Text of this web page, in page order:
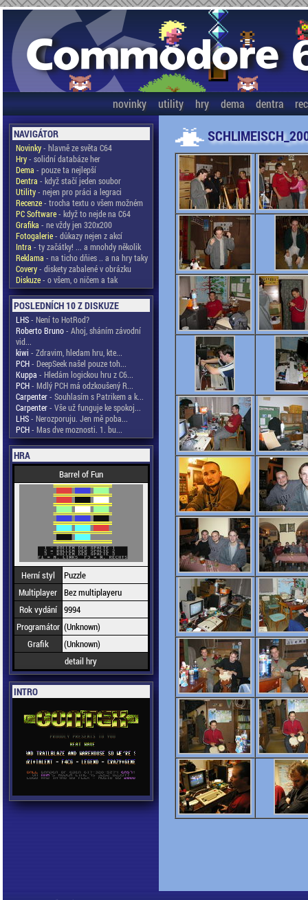
novinky utility hry dema dentra
NAVIGÁTOR
Novinky- hlavně ze světa C64
Hry- solidní databáze her
Dema - pouze ta nejlepší
Dentra - když stačí jeden soubor
Utility- nejen pro práci a legraci
Recenze- trocha textu o všem možném
PC Software- když to nejde na C64
Grafika - ne vždy jen 320x200
Fotogalerie- důkazy nejen z akcí
Intra - ty začátky! ... a mnohdy několik
Reklama - na ticho dňies .. a na hry taky
Covery- diskety zabalené v obrázku
Diskuze- o všem, o ničem a tak
POSLEDNÍCH 10 Z DISKUZE
LHS- Není to HotRod?
Roberto Bruno- Ahoj, sháním závodní
vid...
kiwi - Zdravim, hledam hru, kte...
PCH- DeepSeek našel pouze toh...
Kuppa - Hledám logickou hru z C6...
PCH- Mdlý PCH má odzkoušený R...
Carpenter- Souhlasím s Patrikem a k...
Carpenter- Vše už funguje ke spokoj...
LHS- Nerozporuju. Jen mě poba...
PCH- Mas dve moznosti. 1. bu...
HRA
Barrel of Fun
Herní styl
Puzzle
Multiplayer Bez multiplayeru
Rok vydání 9994
Programátor (Unknown)
Grafik
(Unknown)
detail hry
INTRO